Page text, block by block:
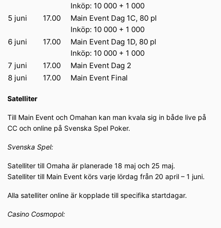
Inköp: 10 000 + 1 000
5 juni
17.00
Main Event Dag 1C, 80 pl
Inköp: 10 000 + 1 000
6 juni
17.00
Main Event Dag 1D, 80 pl
Inköp: 10 000 + 1 000
7 juni
17.00
Main Event Dag 2
8 juni
17.00 Main Event Final
Satelliter
Till Main Event och Omahan kan man kvala sig in både live på
CC och online på Svenska Spel Poker.
Svenska Spel:
Satelliter till Omaha är planerade 18 maj och 25 maj.
Satelliter till Main Event körs varje lördag från 20 april – 1 juni.
Alla satelliter online är kopplade till specifika startdagar.
Casino Cosmopol: